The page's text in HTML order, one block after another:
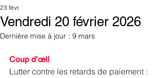
Vendredi 20 février 2026
23 févr.
Dernière mise à jour : 9 mars
Coup d’œil
Lutter contre les retards de paiement :